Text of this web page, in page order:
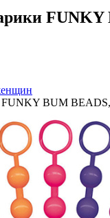
FUNKY
BUM